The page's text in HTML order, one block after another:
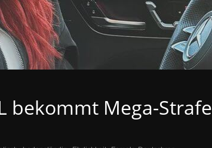
bekommt Mega-Strafe